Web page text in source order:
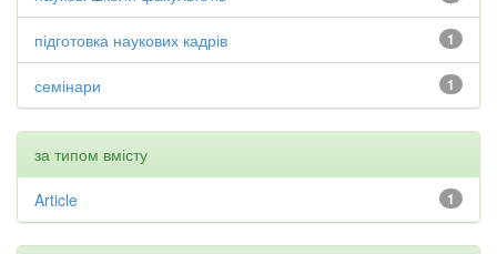
1
підготовка наукових кадрів
1
семінари
за типом вмісту
1
Article